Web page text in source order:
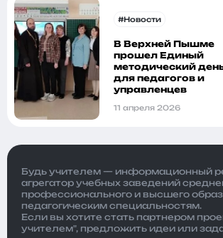
#Новости
В Верхней Пышме
прошел Единый
методический
для педагогов и
управленцев
11 апреля 2026
Будь учителем — информационный
агрегатор учебных заведений
профессионального и высшего
педагогическим специальностям.
Если вы хотите стать партнером
учителем", предложить идеи или